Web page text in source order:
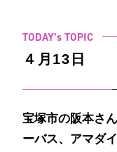
TODAY’s TOPIC
４月13日
宝塚市の阪本さ
ーバス、アマダ